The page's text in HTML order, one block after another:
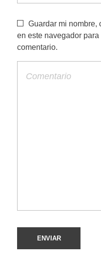
Guardar mi nombre,
en este navegador
comentario.